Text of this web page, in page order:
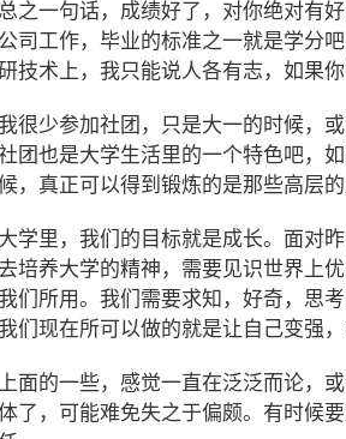
总之一句话，成绩好了，对你绝对有
公司工作，毕业的标准之一就是学分
技术上，我只能说人各有志，如果
很少参加社团，只是大一的时候，
团也是大学生活里的一个特色吧，
，真正可以得到锻炼的是那些高层
大学里，我们的目标就是成长。面对
去培养大学的精神，需要见识世界上
们所用。我们需要求知，好奇，思
们现在所可以做的就是让自己变强
上面的一些，感觉一直在泛泛而论，
了，可能难免失之于偏颇。有时候